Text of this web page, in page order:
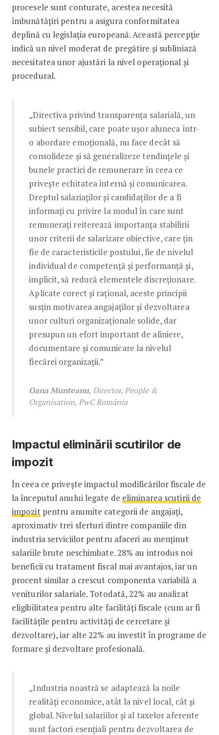
procesele sunt conturate, acestea necesită
îmbunătățiri pentru a asigura conformitatea
deplină cu legislația europeană. Această percepție
indică un nivel moderat de pregătire și subliniază
necesitatea unor ajustări la nivel operațional și
procedural.
„Directiva privind transparența salarială, un
subiect sensibil, care poate ușor aluneca într-
o abordare emoțională, nu face decât să
consolideze și să generalizeze tendințele și
bunele practici de remunerare în ceea ce
privește echitatea internă și comunicarea.
Dreptul salariaților și candidaților de a fi
informați cu privire la modul în care sunt
remunerați reiterează importanța stabilirii
unor criterii de salarizare obiective, care țin
fie de caracteristicile postului, fie de nivelul
individual de competență și performanță și,
implicit, să reducă elementele discreționare.
Aplicate corect și rațional, aceste principii
susțin motivarea angajaților și dezvoltarea
unor culturi organizaționale solide, dar
presupun un efort important de aliniere,
documentare și comunicare la nivelul
fiecărei organizații.”
Oana Munteanu, Director, People &
Organisation, PwC România
Impactul eliminării scutirilor de
impozit
În ceea ce privește impactul modificărilor fiscale de
la începutul anului legate de eliminarea scutirii de
impozitpentru anumite categorii de angajați,
aproximativ trei sferturi dintre companiile din
industria serviciilor pentru afaceri au menținut
salariile brute neschimbate. 28% au introdus noi
beneficii cu tratament fiscal mai avantajos, iar un
procent similar a crescut componenta variabilă a
veniturilor salariale. Totodată, 22% au analizat
eligibilitatea pentru alte facilități fiscale (cum ar fi
facilitățile pentru activități de cercetare și
dezvoltare), iar alte 22% au investit în programe de
formare și dezvoltare profesională.
„Industria noastră se adaptează la noile
realități economice, atât la nivel local, cât și
global. Nivelul salariilor și al taxelor aferente
sunt factori esențiali pentru dezvoltarea de